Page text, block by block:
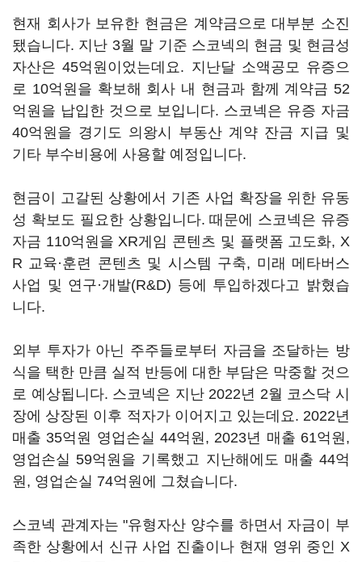
현재 회사가 보유한 현금은 계약금으로 대부분 소진
됐습니다. 지난 3월 말 기준 스코넥의 현금 및 현금성
자산은 45억원이었는데요. 지난달 소액공모 유증으
로 10억원을 확보해 회사 내 현금과 함께 계약금 52
억원을 납입한 것으로 보입니다. 스코넥은 유증 자금
40억원을 경기도 의왕시 부동산 계약 잔금 지급 및
기타 부수비용에 사용할 예정입니다.
현금이 고갈된 상황에서 기존 사업 확장을 위한 유동
성 확보도 필요한 상황입니다. 때문에 스코넥은 유증
자금 110억원을 XR게임 콘텐츠 및 플랫폼 고도화, X
R 교육·훈련 콘텐츠 및 시스템 구축, 미래 메타버스
사업 및 연구·개발(R&D) 등에 투입하겠다고 밝혔습
니다.
외부 투자가 아닌 주주들로부터 자금을 조달하는 방
식을 택한 만큼 실적 반등에 대한 부담은 막중할 것으
로 예상됩니다. 스코넥은 지난 2022년 2월 코스닥 시
장에 상장된 이후 적자가 이어지고 있는데요. 2022년
매출 35억원 영업손실 44억원, 2023년 매출 61억원,
영업손실 59억원을 기록했고 지난해에도 매출 44억
원, 영업손실 74억원에 그쳤습니다.
스코넥 관계자는 "유형자산 양수를 하면서 자금이 부
족한 상황에서 신규 사업 진출이나 현재 영위 중인 X